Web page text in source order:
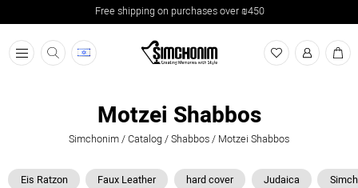
Free shipping on purchases over ₪450
תפריט
Motzei Shabbos
Simchonim/Catalog /Shabbos/ Motzei Shabbos
Eis Ratzon Faux Leather hard cover Judaica